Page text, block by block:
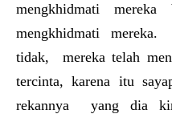
mengkhidmati
mengkhidmati
tidak, mereka telah
tercinta, karena itu
rekannya yang dia